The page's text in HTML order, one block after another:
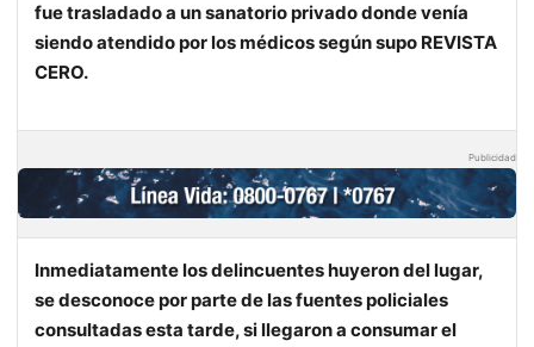
fue trasladado a un sanatorio privado donde venía
siendo atendido por los médicos según supo REVISTA
CERO.
Publicidad
Inmediatamente los delincuentes huyeron del lugar,
se desconoce por parte de las fuentes policiales
consultadas esta tarde, si llegaron a consumar el